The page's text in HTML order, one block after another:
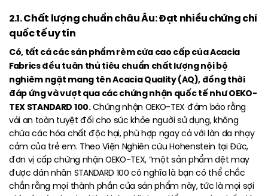
2.1. Chất lượng chuẩn châu Âu: Đạt nhiều chứng chỉ
quốc tế uy tín
Có, tất cả các sản phẩm rèm cửa cao cấp của Acacia
Fabrics đều tuân thủ tiêu chuẩn chất lượng nội bộ
nghiêm ngặt mang tên Acacia Quality (AQ), đồng thời
đáp ứng và vượt qua các chứng nhận quốc tế như OEKO-
TEX STANDARD 100.Chứng nhận OEKO-TEX đảm bảo rằng
vải an toàn tuyệt đối cho sức khỏe người sử dụng, không
chứa các hóa chất độc hại, phù hợp ngay cả với làn da nhạy
cảm của trẻ em. Theo Viện Nghiên cứu Hohenstein tại Đức,
đơn vị cấp chứng nhận OEKO-TEX, “một sản phẩm dệt may
được dán nhãn STANDARD 100 có nghĩa là bạn có thể chắc
chắn rằng mọi thành phần của sản phẩm này, tức là mọi sợi